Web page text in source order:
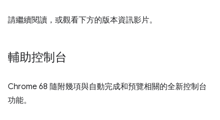
請繼續閱讀，或觀看下方的版本資訊影片。
輔助控制台
Chrome 68 隨附幾項與自動完成和預覽相關的全新控制台
功能。